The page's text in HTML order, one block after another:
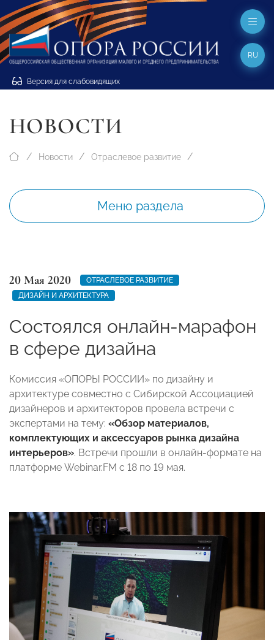
Версия для слабовидящих
RU
НОВОСТИ
Новости Отраслевое развитие
Меню раздела
20 Мая 2020
ОТРАСЛЕВОЕ РАЗВИТИЕ
ДИЗАЙН И АРХИТЕКТУРА
Состоялся онлайн-марафон
в сфере дизайна
Комиссия «ОПОРЫ РОССИИ» по дизайну и
архитектуре совместно с Сибирской Ассоциацией
дизайнеров и архитекторов провела встречи с
экспертами на тему: «Обзор материалов,
комплектующих и аксессуаров рынка дизайна
интерьеров». Встречи прошли в онлайн-формате на
платформе Webinar.FM с 18 по 19 мая.